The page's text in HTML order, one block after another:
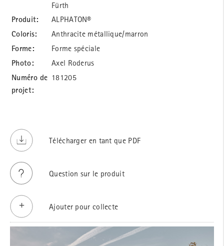
Fürth
Produit: ALPHATON®
Coloris: Anthracite métallique/marron
Forme: Forme spéciale
Photo: Axel Roderus
Numéro de
projet:
181205
Télécharger en tant que PDF
Question sur le produit
Ajouter pour collecte